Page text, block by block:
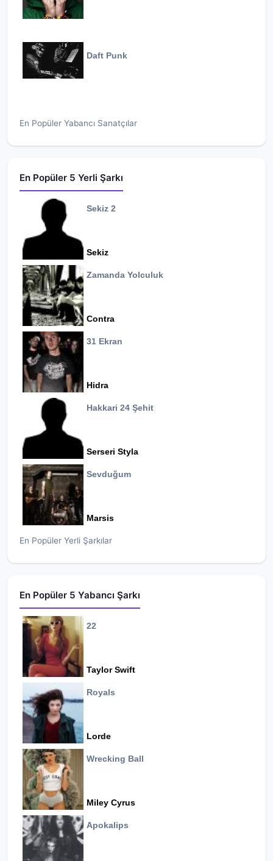
Daft Punk
En Popüler Yabancı Sanatçılar
En Popüler 5 Yerli Şarkı
Sekiz 2
Sekiz
Zamanda Yolculuk
Contra
31 Ekran
Hidra
Hakkari 24 Şehit
Serseri Styla
Sevduğum
Marsis
En Popüler Yerli Şarkılar
En Popüler 5 Yabancı Şarkı
22
Taylor Swift
Royals
Lorde
Wrecking Ball
Miley Cyrus
Apokalips